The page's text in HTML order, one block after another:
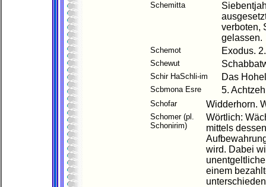
Schemitta
verboten,
gelassen.
Schemot Exodus.
Schewut
Schir HaSchli-im Das
Scbmona Esre 5.
Schofar Widderhorn.
Schomer (pl.
Schonirim)
Wörtlich:
mittels
wird. Dabei
einem